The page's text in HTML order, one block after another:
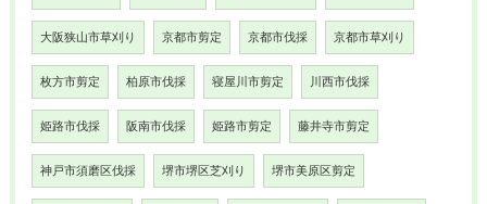
大阪狭山市草刈り 京都市剪定 京都市伐採 京都市草刈り
枚方市剪定 柏原市伐採 寝屋川市剪定 川西市伐採
姫路市伐採 阪南市伐採 姫路市剪定 藤井寺市剪定
神戸市須磨区伐採 堺市堺区芝刈り 堺市美原区剪定